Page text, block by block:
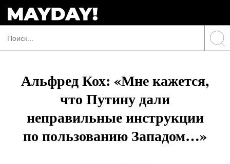
Альфред Кох: «Мне кажется,
что Путину дали
неправильные инструкции
по пользованию Западом…»